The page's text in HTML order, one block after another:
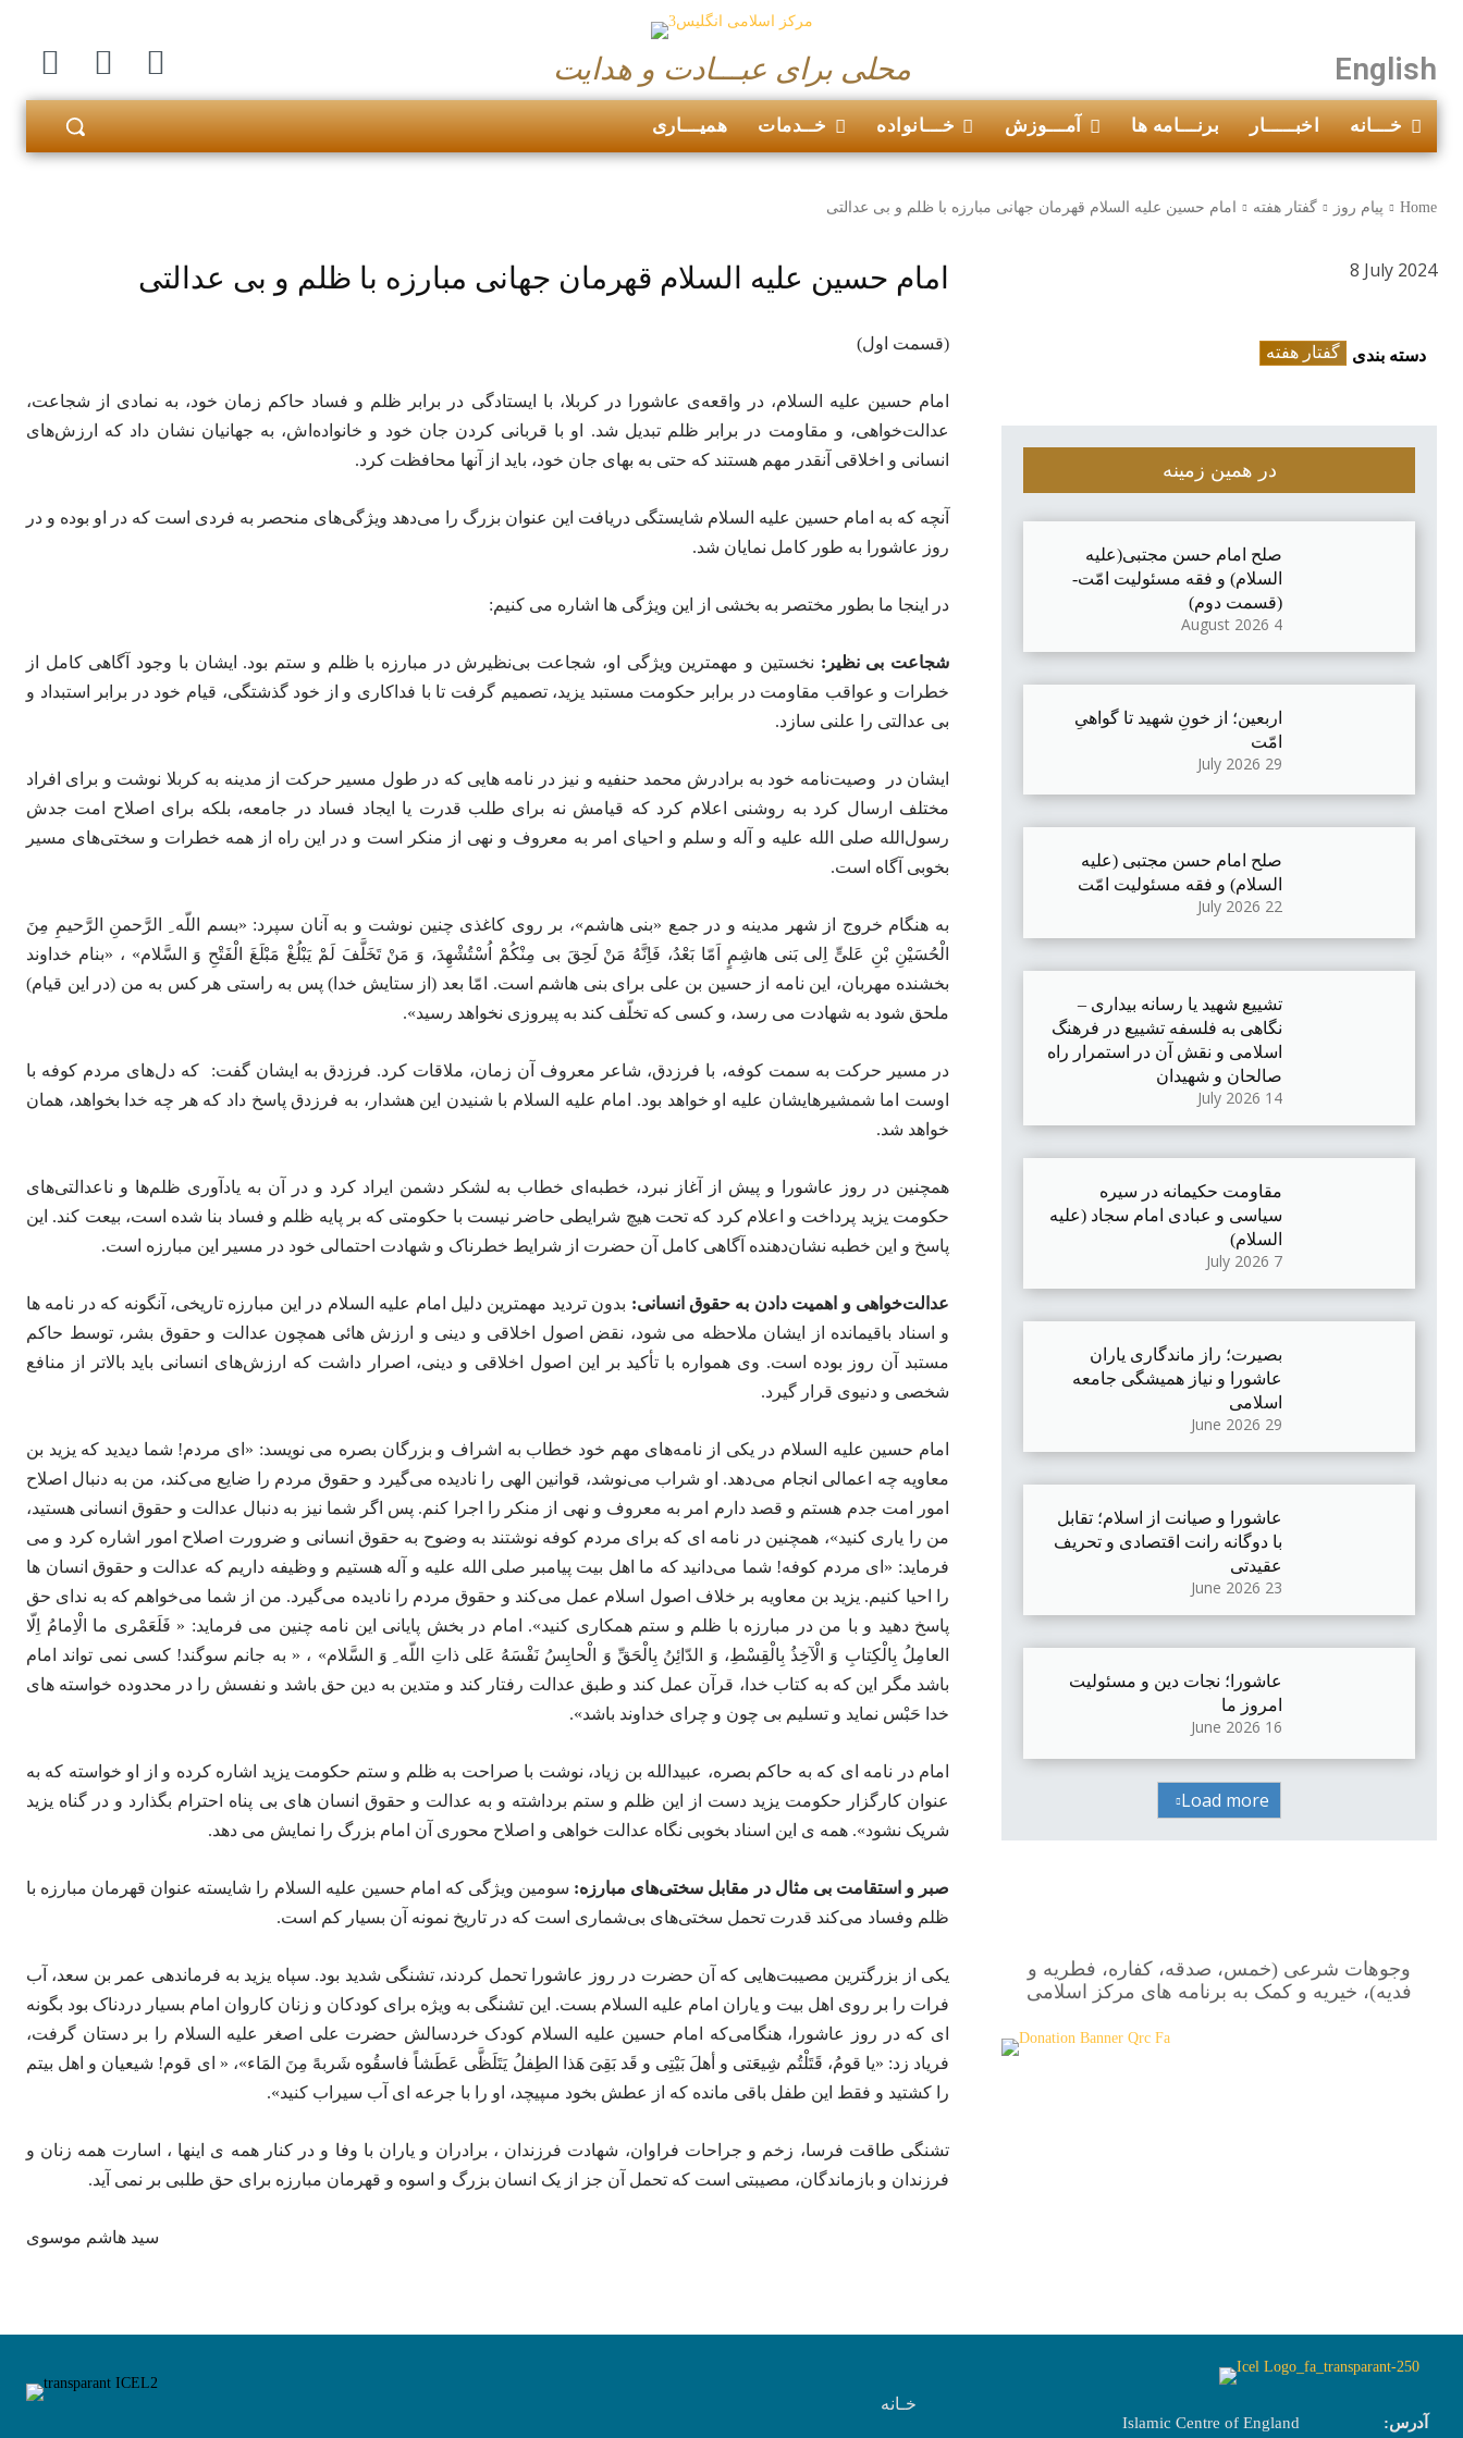
محلی برای عبـــادت و هدایت English
همیـــاری خــدمات خـــانواده آمـــوزش برنـــامه ها اخبـــــار خـــانه
Home پیام روز گفتار هفته امام حسین علیه السلام قهرمان جهانی مبارزه با ظلم و بی عدالتی
امام حسین علیه السلام قهرمان جهانی مبارزه با ظلم و بی عدالتی
(قسمت اول)
امام حسین علیه السلام، در واقعه‌ی عاشورا در کربلا، با ایستادگی در برابر ظلم و فساد حاکم زمان خود، به نمادی از شجاعت،
عدالت‌خواهی، و مقاومت در برابر ظلم تبدیل شد. او با قربانی کردن جان خود و خانواده‌اش، به جهانیان نشان داد که ارزش‌های
انسانی و اخلاقی آنقدر مهم هستند که حتی به بهای جان خود، باید از آنها محافظت کرد.
آنچه که به امام حسین علیه السلام شایستگی دریافت این عنوان بزرگ را می‌دهد ویژگی‌های منحصر به فردی است که در او بوده و در
روز عاشورا به طور کامل نمایان شد.
در اینجا ما بطور مختصر به بخشی از این ویژگی ها اشاره می کنیم:
شجاعت بی نظیر: نخستین و مهمترین ویژگی او، شجاعت بی‌نظیرش در مبارزه با ظلم و ستم بود. ایشان با وجود آگاهی کامل از
خطرات و عواقب مقاومت در برابر حکومت مستبد یزید، تصمیم گرفت تا با فداکاری و از خود گذشتگی، قیام خود در برابر استبداد و
بی عدالتی را علنی سازد.
ایشان در وصیت‌نامه خود به برادرش محمد حنفیه و نیز در نامه هایی که در طول مسیر حرکت از مدینه به کربلا نوشت و برای افراد
مختلف ارسال کرد به روشنی اعلام کرد که قیامش نه برای طلب قدرت یا ایجاد فساد در جامعه، بلکه برای اصلاح امت جدش
رسول‌الله صلی الله علیه و آله و سلم و احیای امر به معروف و نهی از منکر است و در این راه از همه خطرات و سختی‌های مسیر
بخوبی آگاه است.
به هنگام خروج از شهر مدینه و در جمع «بنی هاشم»، بر روی کاغذی چنین نوشت و به آنان سپرد: «بسم اللّه ِ الرَّحمنِ الرَّحیمِ مِنَ
الْحُسَیْنِ بْنِ عَلیٍّ اِلی بَنی هاشِمٍ اَمّا بَعْدُ، فَاِنَّهُ مَنْ لَحِقَ بی مِنْکُمْ اُسْتُشْهِدَ، وَ مَنْ تَخَلَّفَ لَمْ یَبْلُغْ مَبْلَغَ الْفَتْحِ وَ السَّلام» ، «بنام خداوند
بخشنده مهربان، این نامه از حسین بن علی برای بنی هاشم است. امّا بعد (از ستایش خدا) پس به راستی هر کس به من (در این قیام)
ملحق شود به شهادت می رسد، و کسی که تخلّف کند به پیروزی نخواهد رسید».
در مسیر حرکت به سمت کوفه، با فرزدق، شاعر معروف آن زمان، ملاقات کرد. فرزدق به ایشان گفت: که دل‌های مردم کوفه با
اوست اما شمشیرهایشان علیه او خواهد بود. امام علیه السلام با شنیدن این هشدار، به فرزدق پاسخ داد که هر چه خدا بخواهد، همان
خواهد شد.
همچنین در روز عاشورا و پیش از آغاز نبرد، خطبه‌ای خطاب به لشکر دشمن ایراد کرد و در آن به یادآوری ظلم‌ها و ناعدالتی‌های
حکومت یزید پرداخت و اعلام کرد که تحت هیچ شرایطی حاضر نیست با حکومتی که بر پایه ظلم و فساد بنا شده است، بیعت کند. این
پاسخ و این خطبه نشان‌دهنده آگاهی کامل آن حضرت از شرایط خطرناک و شهادت احتمالی خود در مسیر این مبارزه است.
عدالت‌خواهی و اهمیت دادن به حقوق انسانی: بدون تردید مهمترین دلیل امام علیه السلام در این مبارزه تاریخی، آنگونه که در نامه ها
و اسناد باقیمانده از ایشان ملاحظه می شود، نقض اصول اخلاقی و دینی و ارزش هائی همچون عدالت و حقوق بشر، توسط حاکم
مستبد آن روز بوده است. وی همواره با تأکید بر این اصول اخلاقی و دینی، اصرار داشت که ارزش‌های انسانی باید بالاتر از منافع
شخصی و دنیوی قرار گیرد.
امام حسین علیه السلام در یکی از نامه‌های مهم خود خطاب به اشراف و بزرگان بصره می نویسد: «ای مردم! شما دیدید که یزید بن
معاویه چه اعمالی انجام می‌دهد. او شراب می‌نوشد، قوانین الهی را نادیده می‌گیرد و حقوق مردم را ضایع می‌کند، من به دنبال اصلاح
امور امت جدم هستم و قصد دارم امر به معروف و نهی از منکر را اجرا کنم. پس اگر شما نیز به دنبال عدالت و حقوق انسانی هستید،
من را یاری کنید»، همچنین در نامه‌ ای که برای مردم کوفه نوشتند به وضوح به حقوق انسانی و ضرورت اصلاح امور اشاره کرد و می
فرماید: «ای مردم کوفه! شما می‌دانید که ما اهل بیت پیامبر صلی الله علیه و آله هستیم و وظیفه داریم که عدالت و حقوق انسان ها
را احیا کنیم. یزید بن معاویه بر خلاف اصول اسلام عمل می‌کند و حقوق مردم را نادیده می‌گیرد. من از شما می‌خواهم که به ندای حق
پاسخ دهید و با من در مبارزه با ظلم و ستم همکاری کنید». امام در بخش پایانی این نامه چنین می فرماید: « فَلَعَمْری ما الْاِمامُ اِلّا
العامِلُ بِالْکِتابِ وَ الْآخِذُ بِالْقِسْطِ، وَ الدّائِنُ بِالْحَقِّ وَ الْحابِسُ نَفْسَهُ عَلی ذاتِ اللّه ِ وَ السَّلام» ، « به جانم سوگند! کسی نمی تواند امام
باشد مگر این که به کتاب خدا، قرآن عمل کند و طبق عدالت رفتار کند و متدین به دین حق باشد و نفسش را در محدوده خواسته های
خدا حَبْس نماید و تسلیم بی چون و چرای خداوند باشد».
امام در نامه ‌ای که به حاکم بصره، عبیدالله بن زیاد، نوشت با صراحت به ظلم و ستم حکومت یزید اشاره کرده و از او خواسته که به
عنوان کارگزار حکومت یزید دست از این ظلم و ستم برداشته و به عدالت و حقوق انسان های بی پناه احترام بگذارد و در گناه یزید
شریک نشود». همه ی این اسناد بخوبی نگاه عدالت خواهی و اصلاح محوری آن امام بزرگ را نمایش می دهد.
صبر و استقامت بی مثال در مقابل سختی‌های مبارزه: سومین ویژگی که امام حسین علیه السلام را شایسته عنوان قهرمان مبارزه با
ظلم وفساد می‌کند قدرت تحمل سختی‌های بی‌شماری است که در تاریخ نمونه آن بسیار کم است.
یکی از بزرگترین مصیبت‌هایی که آن حضرت در روز عاشورا تحمل کردند، تشنگی شدید بود. سپاه یزید به فرماندهی عمر بن سعد، آب
فرات را بر روی اهل بیت و یاران امام علیه السلام بست. این تشنگی به ویژه برای کودکان و زنان کاروان امام بسیار دردناک بود بگونه
ای که در روز عاشورا، هنگامی‌که امام حسین علیه السلام کودک خردسالش حضرت علی اصغر علیه السلام را بر دستان گرفت،
فریاد زد: «یا قومُ، قَتَلْتُم شِیعَتی و أهلَ بَیْتِی و قَد بَقِیَ هَذا الطِفلُ یَتَلَظَّى عَطَشاً فاسقُوه شَربهً مِنَ المَاء»، « اى قوم! شیعیان و اهل بیتم
را کشتید و فقط این طفل باقى مانده که از عطش بخود مى‏پیچد، او را با جرعه ای آب سیراب کنید».
تشنگی طاقت فرسا، زخم و جراحات فراوان، شهادت فرزندان ، برادران و یاران با وفا و در کنار همه ی اینها ، اسارت همه زنان و
فرزندان و بازماندگان، مصیبتی است که تحمل آن جز از یک انسان بزرگ و اسوه و قهرمان مبارزه برای حق طلبی بر نمی آید.
سید هاشم موسوی
8 July 2024
دسته بندی گفتار هفته
در همین زمینه
صلح امام حسن مجتبی(علیه
السلام) و فقه مسئولیت امّت-
(قسمت دوم)
4 August 2026
اربعین؛ از خونِ شهید تا گواهیِ
امّت
29 July 2026
صلح امام حسن مجتبی (علیه
السلام) و فقه مسئولیت امّت
22 July 2026
تشییع شهید یا رسانه بیداری –
نگاهی به فلسفه تشییع در فرهنگ
اسلامی و نقش آن در استمرار راه
صالحان و شهیدان
14 July 2026
مقاومت حکیمانه در سیره
سیاسی و عبادی امام سجاد (علیه
السلام)
7 July 2026
بصیرت؛ راز ماندگاری یاران
عاشورا و نیاز همیشگی جامعه
اسلامی
29 June 2026
عاشورا و صیانت از اسلام؛ تقابل
با دوگانه رانت اقتصادی و تحریف
عقیدتی
23 June 2026
عاشورا؛ نجات دین و مسئولیت
امروز ما
16 June 2026
Load more
وجوهات شرعی (خمس، صدقه، کفاره، فطریه و
فدیه)، خیریه و کمک به برنامه های مرکز اسلامی
خـانه
Islamic Centre of England آدرس: